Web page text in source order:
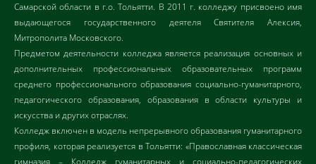
Самарской области в г.о. Тольятти. В 2011 г. колледжу присвоено имя
выдающегося государственного деятеля Святителя Алексия,
Митрополита Московского.
Предметом деятельности колледжа является реализация основных и
дополнительных профессиональных образовательных программ
среднего профессионального образования социально-гуманитарного,
педагогического образования, образования в области культуры и
искусства и других отраслях.
Колледж включен в модель непрерывного образования гуманитарного
профиля, которая реализуется в Тольятти: «Православная классическая